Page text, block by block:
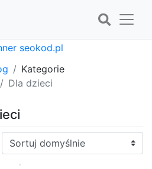
Kategorie
Dla dzieci
Sortuj: